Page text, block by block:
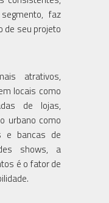
faz
de seu projeto
atrativos,
locais como
de lojas,
urbano como
e bancas de
shows, a
é o fator de